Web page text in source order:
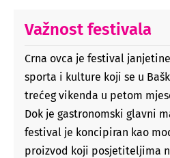
Važnost festivala
Crna ovca je festival
sporta i kulture koji se u
trećeg vikenda u petom
Dok je gastronomski glavni
festival je koncipiran kao
proizvod koji posjetiteljima